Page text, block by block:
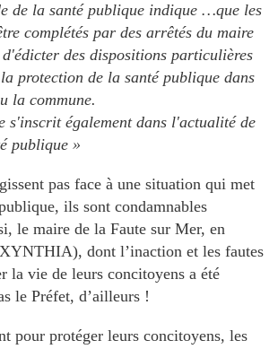
de la santé publique indique …que les
complétés par des arrêtés du maire
des dispositions particulières
protection de la santé publique dans
la commune.
s'inscrit également dans l'actualité de
publique »
pas face à une situation qui met
ils sont condamnables
le maire de la Faute sur Mer, en
dont l’inaction et les fautes
la vie de leurs concitoyens a été
le Préfet, d’ailleurs !
pour protéger leurs concitoyens, les